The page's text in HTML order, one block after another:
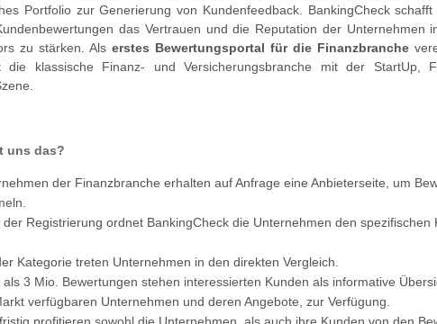
Portfolio zur Generierung von Kundenfeedback. BankingCheck schafft
das Vertrauen und die Reputation der Unternehmen
zu stärken. Als erstes Bewertungsportal für die Finanzbranche
die klassische Finanz- und Versicherungsbranche mit der StartUp,
uns das?
der Finanzbranche erhalten auf Anfrage eine Anbieterseite, um
der Registrierung ordnet BankingCheck die Unternehmen den spezifischen
Kategorie treten Unternehmen in den direkten Vergleich.
als 3 Mio. Bewertungen stehen interessierten Kunden als informative
verfügbaren Unternehmen und deren Angebote, zur Verfügung.